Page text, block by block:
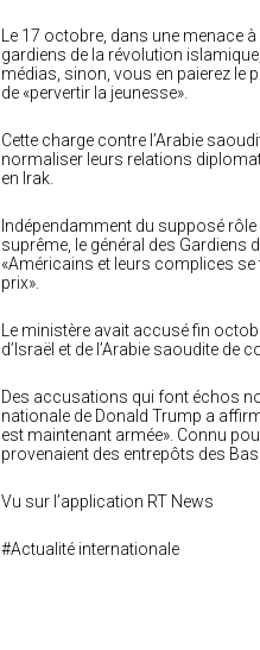
Le 17 octobre, dans une menace
gardiens de la révolution
médias, sinon, vous en paierez le
de «pervertir la jeunesse».
Cette charge contre l’Arabie
normaliser leurs relations
en Irak.
Indépendamment du supposé
suprême, le général des Gardiens
«Américains et leurs complices se
prix».
Le ministère avait accusé fin
d’Israël et de l’Arabie saoudite de
Des accusations qui font échos
nationale de Donald Trump a
est maintenant armée». Connu
provenaient des entrepôts des
Vu sur l’application RT News
#Actualité internationale